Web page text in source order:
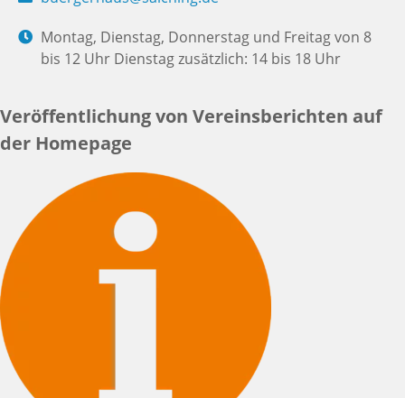
Montag, Dienstag, Donnerstag und Freitag von 8
bis 12 Uhr Dienstag zusätzlich: 14 bis 18 Uhr
Veröffentlichung von Vereinsberichten auf
der Homepage